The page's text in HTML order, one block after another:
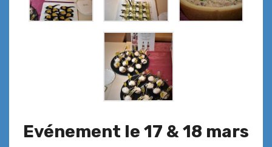
Evénement le 17 & 18 mars